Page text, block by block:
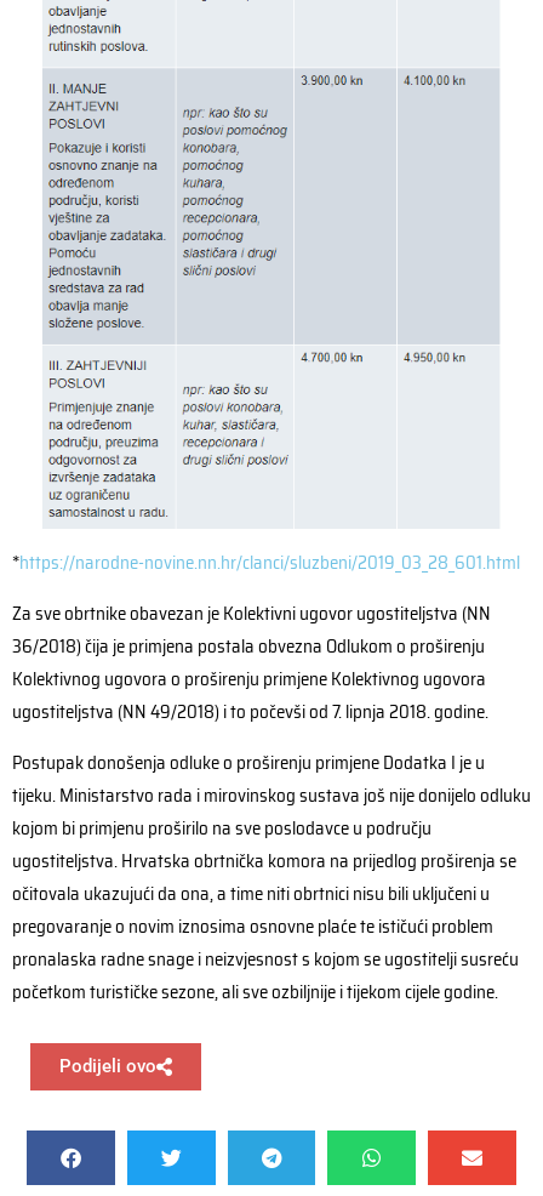
*https://narodne-novine.nn.hr/clanci/sluzbeni/2019_03_28_601.html
Za sve obrtnike obavezan je Kolektivni ugovor ugostiteljstva (NN
36/2018) čija je primjena postala obvezna Odlukom o proširenju
Kolektivnog ugovora o proširenju primjene Kolektivnog ugovora
ugostiteljstva (NN 49/2018) i to počevši od 7. lipnja 2018. godine.
Postupak donošenja odluke o proširenju primjene Dodatka I je u
tijeku. Ministarstvo rada i mirovinskog sustava još nije donijelo odluku
kojom bi primjenu proširilo na sve poslodavce u području
ugostiteljstva. Hrvatska obrtnička komora na prijedlog proširenja se
očitovala ukazujući da ona, a time niti obrtnici nisu bili uključeni u
pregovaranje o novim iznosima osnovne plaće te ističući problem
pronalaska radne snage i neizvjesnost s kojom se ugostitelji susreću
početkom turističke sezone, ali sve ozbiljnije i tijekom cijele godine.
Podijeli ovo